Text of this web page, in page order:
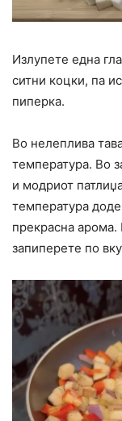
Излупете една
ситни коцки, па
пиперка.
Во нелеплива
температура. Во
и модриот
температура
прекрасна арома.
запиперете по